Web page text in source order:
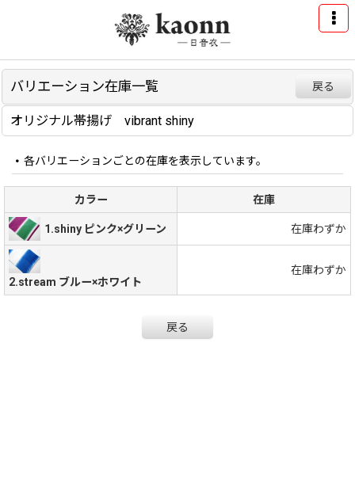
バリエーション在庫一覧 戻る
オリジナル帯揚げ vibrant shiny
各バリエーションごとの在庫を表示しています。
カラー 在庫
1.shiny ピンク×グリーン 在庫わずか
2.stream ブルー×ホワイト
在庫わずか
戻る